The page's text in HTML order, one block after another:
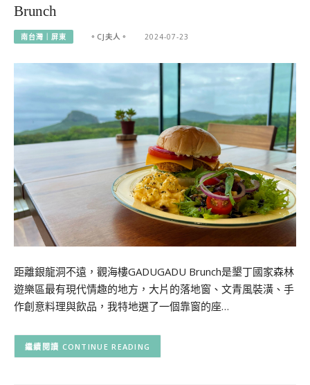
Brunch
南台灣｜屏東 。CJ夫人。 2024-07-23
距離銀龍洞不遠，觀海樓GADUGADU Brunch是墾丁國家森林
遊樂區最有現代情趣的地方，大片的落地窗、文青風裝潢、手
作創意料理與飲品，我特地選了一個靠窗的座…
CONTINUE READING